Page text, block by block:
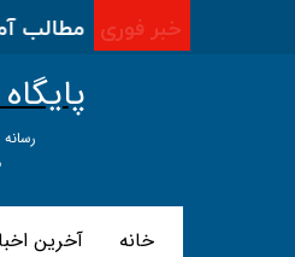
دادگستری|مطالبخبر فوری
خانه آخرین